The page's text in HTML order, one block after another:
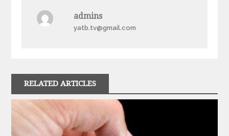
г
а
ц
admins
yatb.tv@gmail.com
RELATED ARTICLES